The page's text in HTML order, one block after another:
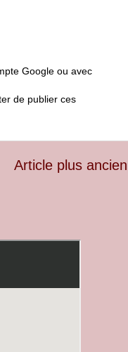
Google ou avec
de publier ces
Article plus ancien